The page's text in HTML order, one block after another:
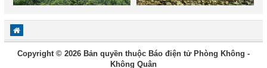
Copyright © 2026 Bản quyền thuộc Báo điện tử Phòng Không -
Không Quân